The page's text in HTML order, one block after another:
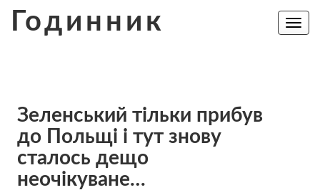
Годинник
Toggle
Зеленський тільки прибув
до Польщі і тут знову
сталось дещо
неочікуване…